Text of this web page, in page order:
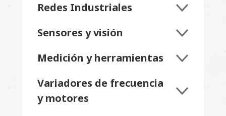
Redes Industriales
Sensores y visión
Medición y herramientas
Variadores de frecuencia
y motores